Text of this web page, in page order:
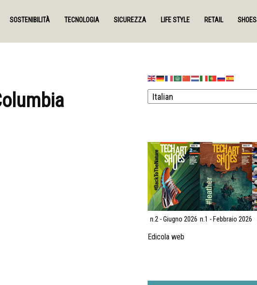
SOSTENIBILITÀ TECNOLOGIA SICUREZZA LIFE STYLE RETAIL
n.2 - Giugno 2026 n.1 - Febbraio 2026
Edicola web